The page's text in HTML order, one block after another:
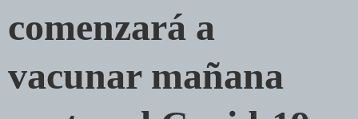
comenzará a
vacunar mañana